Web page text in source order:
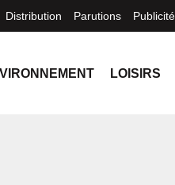
Distribution Parutions Publicité
LOISIRS